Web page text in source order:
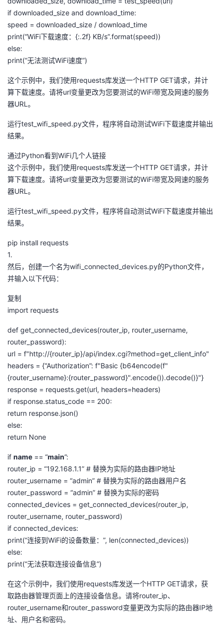
if downloaded_size and download_time:
speed = downloaded_size / download_time
print(“WiFi下载速度：{:.2f} KB/s”.format(speed))
else:
print(“无法测试WiFi速度”)
这个示例中，我们使用requests库发送一个HTTP GET请求，并计
算下载速度。请将url变量更改为您要测试的WiFi带宽及网速的服务
器URL。
运行test_wifi_speed.py文件，程序将自动测试WiFi下载速度并输出
结果。
通过Python看到WiFi几个人链接
这个示例中，我们使用requests库发送一个HTTP GET请求，并计
算下载速度。请将url变量更改为您要测试的WiFi带宽及网速的服务
器URL。
运行test_wifi_speed.py文件，程序将自动测试WiFi下载速度并输出
结果。
pip install requests
1.
然后，创建一个名为wifi_connected_devices.py的Python文件，
并输入以下代码：
复制
import requests
def get_connected_devices(router_ip, router_username,
router_password):
url = f"http://{router_ip}/api/index.cgi?method=get_client_info"
headers = {“Authorization”: f"Basic {b64encode(f"
{router_username}:{router_password}".encode()).decode()}"}
response = requests.get(url, headers=headers)
if response.status_code == 200:
return response.json()
else:
return None
if name == “main”:
router_ip = “192.168.1.1” # 替换为实际的路由器IP地址
router_username = “admin” # 替换为实际的路由器用户名
router_password = “admin” # 替换为实际的密码
connected_devices = get_connected_devices(router_ip,
router_username, router_password)
if connected_devices:
print(“连接到WiFi的设备数量：”, len(connected_devices))
else:
print(“无法获取连接设备信息”)
在这个示例中，我们使用requests库发送一个HTTP GET请求，获
取路由器管理页面上的连接设备信息。请将router_ip、
router_username和router_password变量更改为实际的路由器IP地
址、用户名和密码。